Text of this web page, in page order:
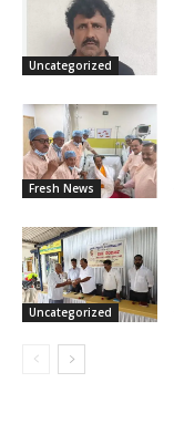
Uncategorized
Fresh News
Uncategorized